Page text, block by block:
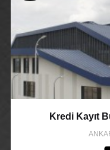
Kredi Kayıt